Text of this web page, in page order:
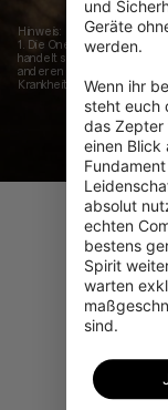
Hinweis:
1. Die OnePlus Watch 3 ist
handelt sich nicht um ein
anderen Zuständen oder
Krankheiten. Bitte fragen
und
Geräte
werden.
Wenn ihr
steht euch
das Zepter
einen Blick
absolut
echten
bestens
Spirit
warten
sind.